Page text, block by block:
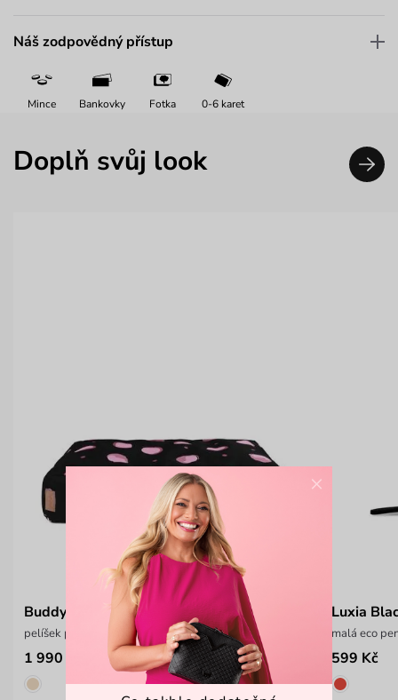
Náš zodpovědný přístup
Mince Bankovky Fotka 0-6 karet
Doplň svůj look
Buddys Dotty Black
pelíšek pro psa
1 990 Kč
Luxia
malá eco
599 Kč
×